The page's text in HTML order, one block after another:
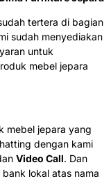
tertera di bagian
sudah menyediakan
untuk
mebel jepara
mebel jepara yang
dengan kami
Video Call. Dan
lokal atas nama